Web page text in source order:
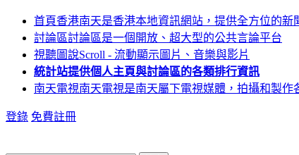
首頁香港南天是香港本地資訊網站，提供全方位的
討論區討論區是一個開放、超大型的公共言論平台
視聽圖說Scroll - 流動顯示圖片、音樂與影片
統計站提供個人主頁與討論區的各類排行資訊
南天電視南天電視是南天屬下電視媒體，拍攝和製作
登錄 免費註冊